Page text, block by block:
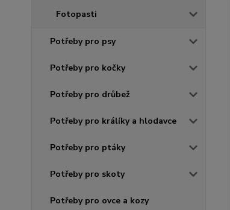
Fotopasti
Potřeby pro psy
Potřeby pro kočky
Potřeby pro drůbež
Potřeby pro králíky a hlodavce
Potřeby pro ptáky
Potřeby pro skoty
Potřeby pro ovce a kozy